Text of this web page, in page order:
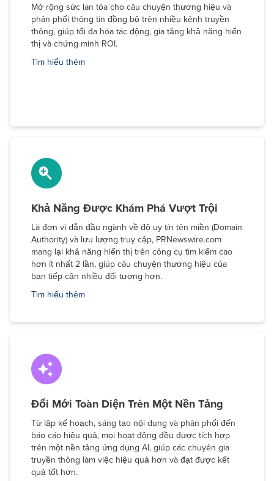
Mở rộng sức lan tỏa cho câu chuyện thương hiệu và
phân phối thông tin đồng bộ trên nhiều kênh truyền
thông, giúp tối đa hóa tác động, gia tăng khả năng hiển
thị và chứng minh ROI.
Tìm hiểu thêm
Khả Năng Được Khám Phá Vượt Trội
Là đơn vị dẫn đầu ngành về độ uy tín tên miền (Domain
Authority) và lưu lượng truy cập, PRNewswire.com
mang lại khả năng hiển thị trên công cụ tìm kiếm cao
hơn ít nhất 2 lần, giúp câu chuyện thương hiệu của
bạn tiếp cận nhiều đối tượng hơn.
Tìm hiểu thêm
Đổi Mới Toàn Diện Trên Một Nền Tảng
Từ lập kế hoạch, sáng tạo nội dung và phân phối đến
báo cáo hiệu quả, mọi hoạt động đều được tích hợp
trên một nền tảng ứng dụng AI, giúp các chuyên gia
truyền thông làm việc hiệu quả hơn và đạt được kết
quả tốt hơn.